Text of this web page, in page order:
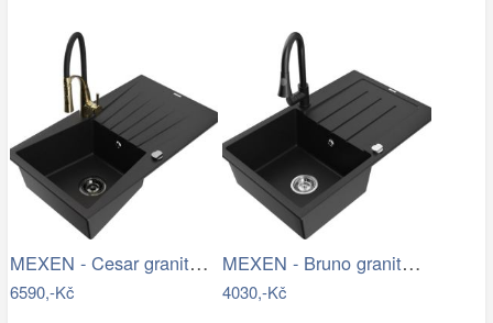
MEXEN - Cesar granitový dřez s…
6590,-Kč
MEXEN - Bruno granitový dřez 1 s…
4030,-Kč